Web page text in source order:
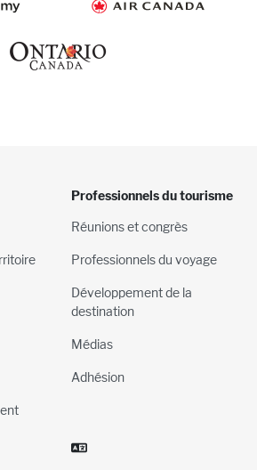
Professionnels du tourisme
Réunions et congrès
Professionnels du voyage
Développement de la
destination
Médias
Adhésion